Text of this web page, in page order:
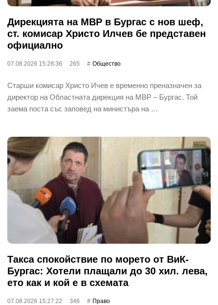
Дирекцията на МВР в Бургас с нов шеф,
ст. комисар Христо Илчев бе представен
официално
07.08.2026 15:28:36 265 Общество
Старши комисар Христо Ичев е временно преназначен за
директор на Областната дирекция на МВР – Бургас. Той
заема поста със заповед на министъра на …
Такса спокойствие по морето от ВиК-
Бургас: Хотели плащали до 30 хил. лева,
ето как и кой е в схемата
07.08.2026 15:27:22 346 Право